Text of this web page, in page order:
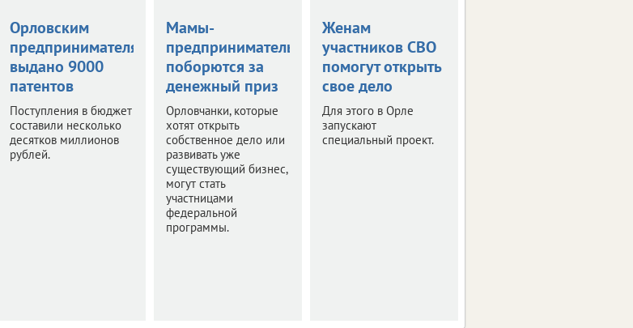
Орловским
предпринимателям
выдано 9000
патентов
Поступления в бюджет
составили несколько
десятков миллионов
рублей.
Мамы-
предпринимательницы
поборются за
денежный приз
Орловчанки, которые
хотят открыть
собственное дело или
развивать уже
существующий бизнес,
могут стать
участницами
федеральной
программы.
Женам
участников СВО
помогут открыть
свое дело
Для этого в Орле
запускают
специальный проект.